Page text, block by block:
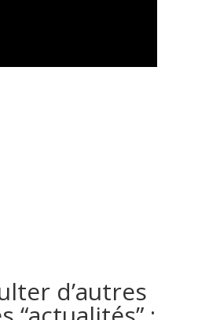
d’autres